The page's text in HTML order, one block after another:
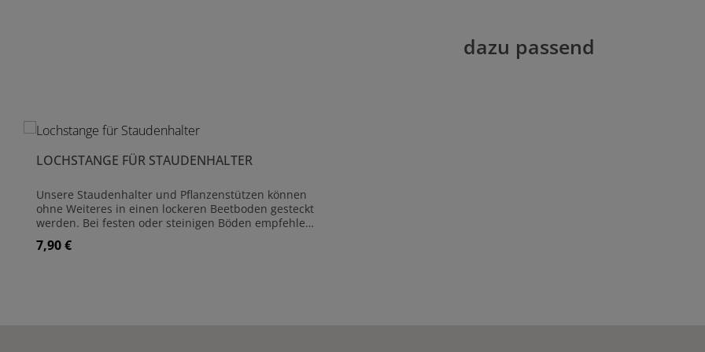
dazu passend
LOCHSTANGE FÜR STAUDENHALTER
Unsere Staudenhalter und Pflanzenstützen können
ohne Weiteres in einen lockeren Beetboden gesteckt
werden. Bei festen oder steinigen Böden empfehlen
vorzubereiten. Sie ist aus 8 mm starkem Stahl
Regulärer Preis:
7,90 €